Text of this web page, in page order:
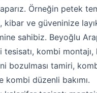
Açma
Tespiti
Örneğin petek
ve güveninize
sahibiz. Beyoğlu
kombi
tamiri,
kombi düzenli bakımı.